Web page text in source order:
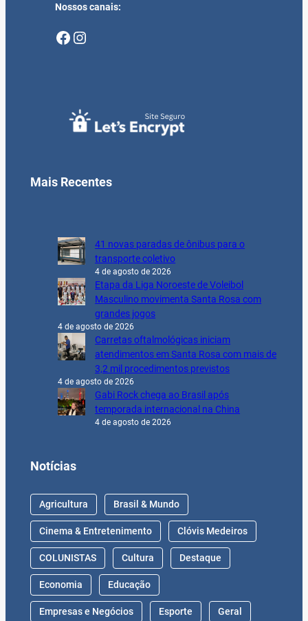
Nossos canais:
Facebook Instagram
Mais Recentes
41 novas paradas de ônibus para o
transporte coletivo
4 de agosto de 2026
Etapa da Liga Noroeste de Voleibol
Masculino movimenta Santa Rosa com
grandes jogos
4 de agosto de 2026
Carretas oftalmológicas iniciam
atendimentos em Santa Rosa com mais de
3,2 mil procedimentos previstos
4 de agosto de 2026
Gabi Rock chega ao Brasil após
temporada internacional na China
4 de agosto de 2026
Notícias
Agricultura Brasil & Mundo
Cinema & Entretenimento Clóvis Medeiros
COLUNISTAS Cultura Destaque
Economia Educação
Empresas e Negócios Esporte Geral